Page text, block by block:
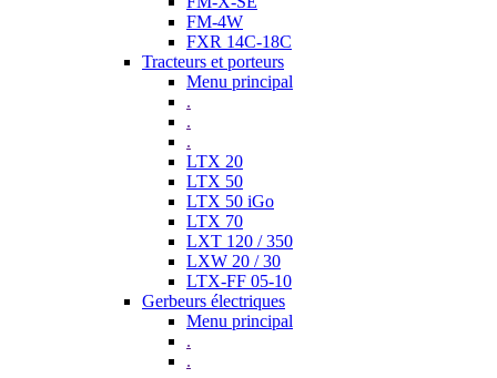
FM-4W
FXR 14C-18C
Tracteurs et porteurs
Menu principal
.
.
.
LTX 20
LTX 50
LTX 50 iGo
LTX 70
LXT 120 / 350
LXW 20 / 30
LTX-FF 05-10
Gerbeurs électriques
Menu principal
.
.